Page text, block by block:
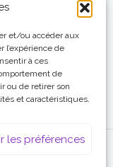
et/ou accéder aux
l’expérience de
à ces
de
ou de retirer son
et caractéristiques.
les préférences